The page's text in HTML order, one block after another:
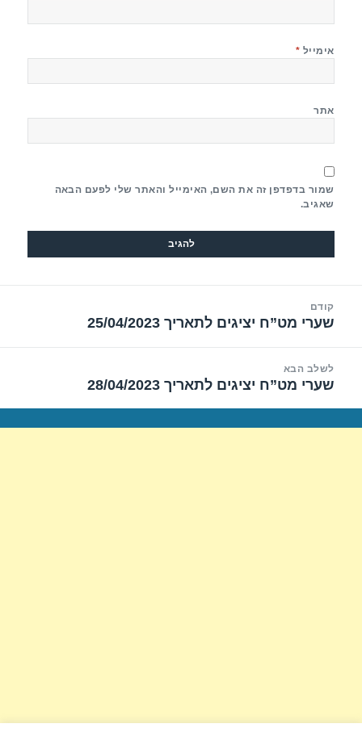
אימייל *
אתר
שמור בדפדפן זה את השם, האימייל והאתר שלי לפעם הבאה
שאגיב.
קודם
הפוסט
שערי מט”ח יציגים לתאריך 25/04/2023
לשלב הבא
הפוסט
שערי מט”ח יציגים לתאריך 28/04/2023